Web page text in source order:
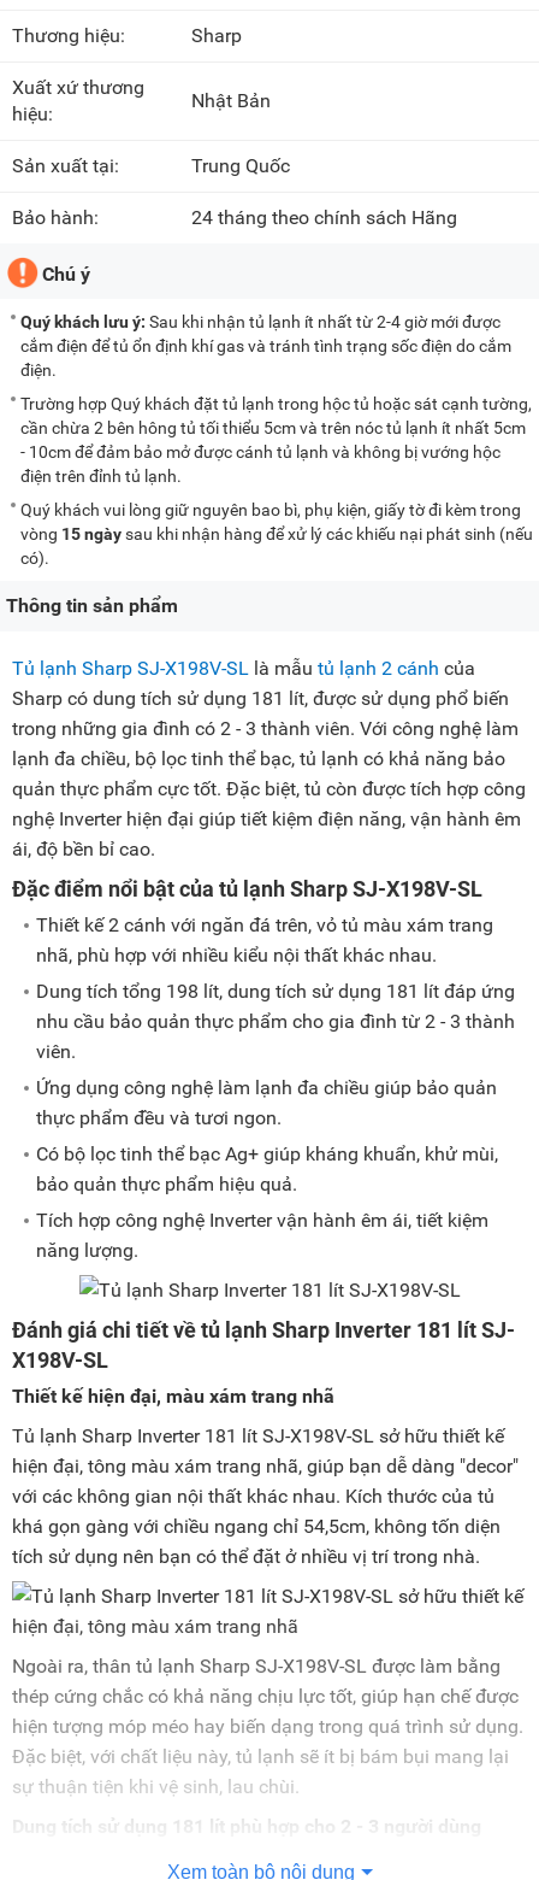
Thương hiệu: Sharp
Xuất xứ thương
hiệu:
Nhật Bản
Sản xuất tại: Trung Quốc
Bảo hành: 24 tháng theo chính sách Hãng
Chú ý
Quý khách lưu ý: Sau khi nhận tủ lạnh ít nhất từ 2-4 giờ mới được
cắm điện để tủ ổn định khí gas và tránh tình trạng sốc điện do cắm
điện.
Trường hợp Quý khách đặt tủ lạnh trong hộc tủ hoặc sát cạnh tường,
cần chừa 2 bên hông tủ tối thiểu 5cm và trên nóc tủ lạnh ít nhất 5cm
- 10cm để đảm bảo mở được cánh tủ lạnh và không bị vướng hộc
điện trên đỉnh tủ lạnh.
Quý khách vui lòng giữ nguyên bao bì, phụ kiện, giấy tờ đi kèm trong
vòng 15 ngàysau khi nhận hàng để xử lý các khiếu nại phát sinh (nếu
có).
Thông tin sản phẩm
Tủ lạnh Sharp SJ-X198V-SL là mẫu tủ lạnh 2 cánh của
Sharp có dung tích sử dụng 181 lít, được sử dụng phổ biến
trong những gia đình có 2 - 3 thành viên. Với công nghệ làm
lạnh đa chiều, bộ lọc tinh thể bạc, tủ lạnh có khả năng bảo
quản thực phẩm cực tốt. Đặc biệt, tủ còn được tích hợp công
nghệ Inverter hiện đại giúp tiết kiệm điện năng, vận hành êm
ái, độ bền bỉ cao.
Đặc điểm nổi bật của tủ lạnh Sharp SJ-X198V-SL
Thiết kế 2 cánh với ngăn đá trên, vỏ tủ màu xám trang
nhã, phù hợp với nhiều kiểu nội thất khác nhau.
Dung tích tổng 198 lít, dung tích sử dụng 181 lít đáp ứng
nhu cầu bảo quản thực phẩm cho gia đình từ 2 - 3 thành
viên.
Ứng dụng công nghệ làm lạnh đa chiều giúp bảo quản
thực phẩm đều và tươi ngon.
Có bộ lọc tinh thể bạc Ag+ giúp kháng khuẩn, khử mùi,
bảo quản thực phẩm hiệu quả.
Tích hợp công nghệ Inverter vận hành êm ái, tiết kiệm
năng lượng.
Đánh giá chi tiết về tủ lạnh Sharp Inverter 181 lít SJ-
X198V-SL
Thiết kế hiện đại, màu xám trang nhã
Tủ lạnh Sharp Inverter 181 lít SJ-X198V-SL sở hữu thiết kế
hiện đại, tông màu xám trang nhã, giúp bạn dễ dàng "decor"
với các không gian nội thất khác nhau. Kích thước của tủ
khá gọn gàng với chiều ngang chỉ 54,5cm, không tốn diện
tích sử dụng nên bạn có thể đặt ở nhiều vị trí trong nhà.
Ngoài ra, thân tủ lạnh Sharp SJ-X198V-SL được làm bằng
thép cứng chắc có khả năng chịu lực tốt, giúp hạn chế được
hiện tượng móp méo hay biến dạng trong quá trình sử dụng.
Đặc biệt, với chất liệu này, tủ lạnh sẽ ít bị bám bụi mang lại
sự thuận tiện khi vệ sinh, lau chùi.
Dung tích sử dụng 181 lít phù hợp cho 2 - 3 người dùng
Tủ lạnh Sharp SJ-X198V-SL có dung tích tổng là 198 lít,
Xem toàn bộ nội dung